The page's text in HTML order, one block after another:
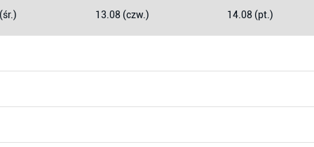
13.08 (czw.) 14.08 (pt.)